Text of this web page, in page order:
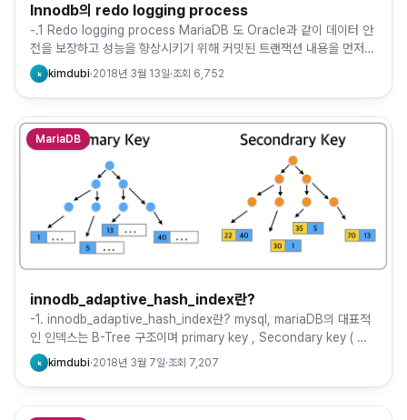
Innodb의 redo logging process
-.1 Redo logging process MariaDB 도 Oracle과 같이 데이터 안
전을 보장하고 성능을 향상시키기 위해 커밋된 트랜잭션 내용을 먼저
로그 파일로 기록하고, 실제 데이터 파일…
k kimdubi·2018년 3월 13일·조회 6,752
MariaDB
innodb_adaptive_hash_index란?
-1. innodb_adaptive_hash_index란? mysql, mariaDB의 대표적
인 인덱스는 B-Tree 구조이며 primary key , Secondary key ( 인
덱스 키 +PK…
k kimdubi·2018년 3월 7일·조회 7,207